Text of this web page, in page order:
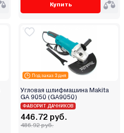
Купить
Под заказ 3 дня
Угловая шлифмашина Makita
GA 9050 (GA9050)
ФАВОРИТ ДАЧНИКОВ
446.72 руб.
486.92 руб.